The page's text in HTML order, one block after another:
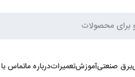
برق صنعتیآموزشتعمیراتدرباره ماتماس با